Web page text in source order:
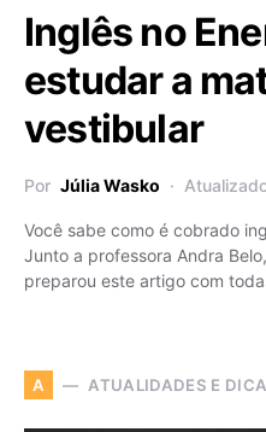
Inglês no
estudar a
vestibular
Por Júlia Wasko
Você sabe como é cobrado
Junto a professora Andra
preparou este artigo com
A ATUALIDADES E